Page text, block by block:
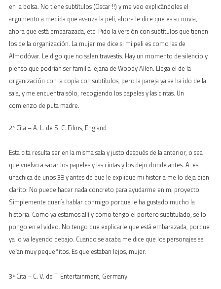
en la bolsa. No tiene subtítulos (Oscar !!) y me veo explicándoles el
argumento a medida que avanza la peli, ahora le dice que es su novia,
ahora que está embarazada, etc. Pido la versión con subtítulos que tienen
los de la organización. La mujer me dice si mi peli es como las de
Almodóvar. Le digo que no salen travestis. Hay un momento de silencio y
pienso que podrían ser familia lejana de Woody Allen. Llega el de la
organización con la copia con subtítulos, pero la pareja ya se ha ido de la
sala, y me encuentra sólo, recogiendo los papeles y las cintas. Un
comienzo de puta madre.
2ª Cita – A. L. de S. C. Films, England
Esta cita resulta ser en la misma sala y justo después de la anterior, o sea
que vuelvo a sacar los papeles y las cintas y los dejo donde antes. A. es
unachica de unos 38 y antes de que le explique mi historia me lo deja bien
clarito: No puede hacer nada concreto para ayudarme en mi proyecto.
Simplemente quería hablar conmigo porque le ha gustado mucho la
historia. Como ya estamos allí y como tengo el portero subtitulado, se lo
pongo en el video. No tengo que explicarle que está embarazada, porque
ya lo va leyendo debajo. Cuando se acaba me dice que los personajes se
veían muy pequeñitos. Es que estaban lejos, mujer.
3ª Cita – C. V. de T. Entertainment, Germany